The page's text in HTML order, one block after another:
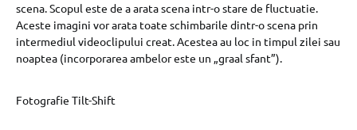
scena. Scopul este de a arata scena intr-o stare de fluctuatie.
Aceste imagini vor arata toate schimbarile dintr-o scena prin
intermediul videoclipului creat. Acestea au loc in timpul zilei sau
noaptea (incorporarea ambelor este un „graal sfant”).
Fotografie Tilt-Shift